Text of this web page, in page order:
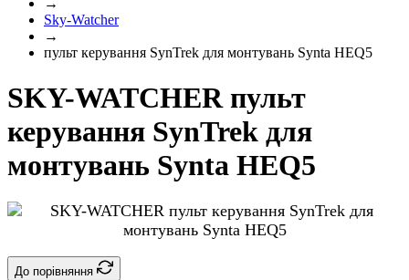
→
Sky-Watcher
→
пульт керування SynTrek для монтувань Synta HEQ5
SKY-WATCHER пульт
керування SynTrek для
монтувань Synta HEQ5
До порівняння